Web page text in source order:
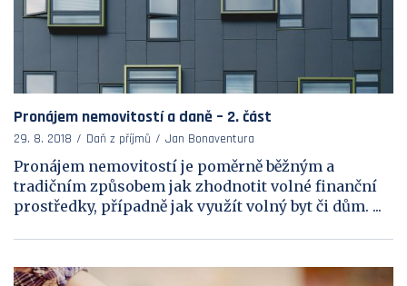
Pronájem nemovitostí a daně – 2. část
29. 8. 2018 Daň z příjmů Jan Bonaventura
Pronájem nemovitostí je poměrně běžným a
tradičním způsobem jak zhodnotit volné finanční
prostředky, případně jak využít volný byt či dům. ...